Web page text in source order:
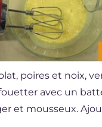
poires et noix,
avec un
et mousseux.